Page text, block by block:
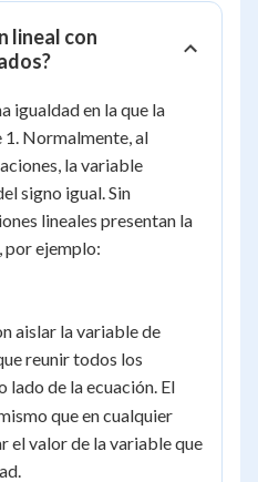
lineal con
igualdad en la que la
Normalmente, al
la variable
signo igual. Sin
lineales presentan la
por ejemplo:
aislar la variable de
reunir todos los
lado de la ecuación. El
que en cualquier
el valor de la variable que